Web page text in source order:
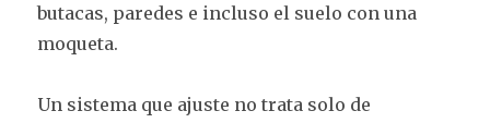
butacas, paredes e incluso el suelo con una
moqueta.
Un sistema que ajuste no trata solo de